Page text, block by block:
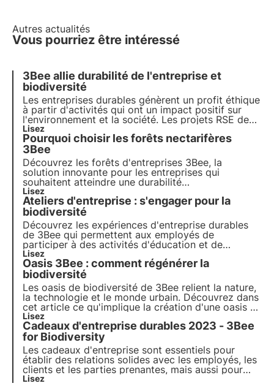
Autres actualités
Vous pourriez être intéressé
3Bee allie durabilité de l'entreprise et
biodiversité
Les entreprises durables génèrent un profit éthique
à partir d'activités qui ont un impact positif sur
l'environnement et la société. Les projets RSE de
3Bee régénèrent la biodiversité. Découvrez
comment être (plus) durable et comment protéger
la biodiversité en impliquant vos employés.
Lisez
Pourquoi choisir les forêts nectarifères
3Bee
Découvrez les forêts d'entreprises 3Bee, la
solution innovante pour les entreprises qui
souhaitent atteindre une durabilité
environnementale, sociale et économique.
Rejoignez-nous pour un avenir plus responsable et
durable.
Lisez
Ateliers d'entreprise : s'engager pour la
biodiversité
Découvrez les expériences d'entreprise durables
de 3Bee qui permettent aux employés de
participer à des activités d'éducation et de
sensibilisation à l'environnement. Des ateliers
d'apiculture et de plantation aux dégustations sur
la biodiversité, améliorez l'engagement et
promouvez la durabilité.
Lisez
Oasis 3Bee : comment régénérer la
biodiversité
Les oasis de biodiversité de 3Bee relient la nature,
la technologie et le monde urbain. Découvrez dans
cet article ce qu'implique la création d'une oasis et
comment ces habitats urbains et agroforestiers
contribuent à la régénération de la biodiversité.
Lisez
Cadeaux d'entreprise durables 2023 - 3Bee
for Biodiversity
Les cadeaux d'entreprise sont essentiels pour
établir des relations solides avec les employés, les
clients et les parties prenantes, mais aussi pour
véhiculer les valeurs de l'entreprise. Parmi ces
Lisez